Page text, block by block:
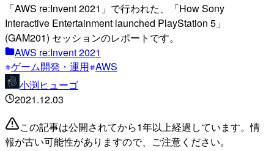
「AWS re:Invent 2021」で行われた、「How Sony
Interactive Entertainment launched PlayStation 5」
(GAM201) セッションのレポートです。
AWS re:Invent 2021
ゲーム開発・運用 AWS
小渕ヒューゴ
2021.12.03
この記事は公開されてから1年以上経過しています。情
報が古い可能性がありますので、ご注意ください。